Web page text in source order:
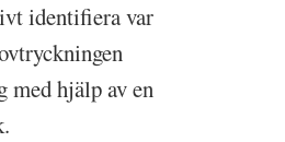
identifiera var
med hjälp av en